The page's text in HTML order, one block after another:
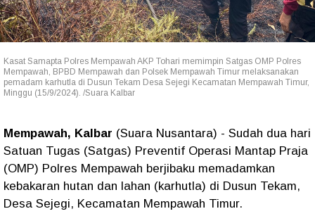
Kasat Samapta Polres Mempawah AKP Tohari memimpin Satgas OMP Polres
Mempawah, BPBD Mempawah dan Polsek Mempawah Timur melaksanakan
pemadam karhutla di Dusun Tekam Desa Sejegi Kecamatan Mempawah Timur,
Minggu (15/9/2024). /Suara Kalbar
Mempawah, Kalbar (Suara Nusantara) - Sudah dua hari
Satuan Tugas (Satgas) Preventif Operasi Mantap Praja
(OMP) Polres Mempawah berjibaku memadamkan
kebakaran hutan dan lahan (karhutla) di Dusun Tekam,
Desa Sejegi, Kecamatan Mempawah Timur.